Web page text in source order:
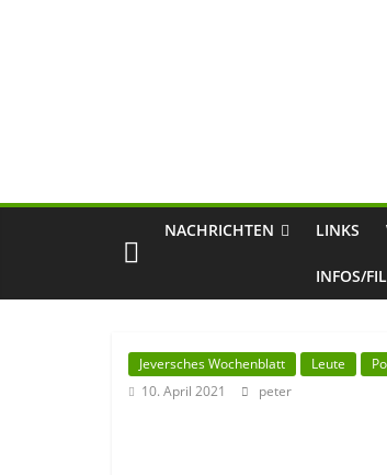
NACHRICHTEN LINKS
INFOS/
Jeversches Wochenblatt Leute
10. April 2021
peter